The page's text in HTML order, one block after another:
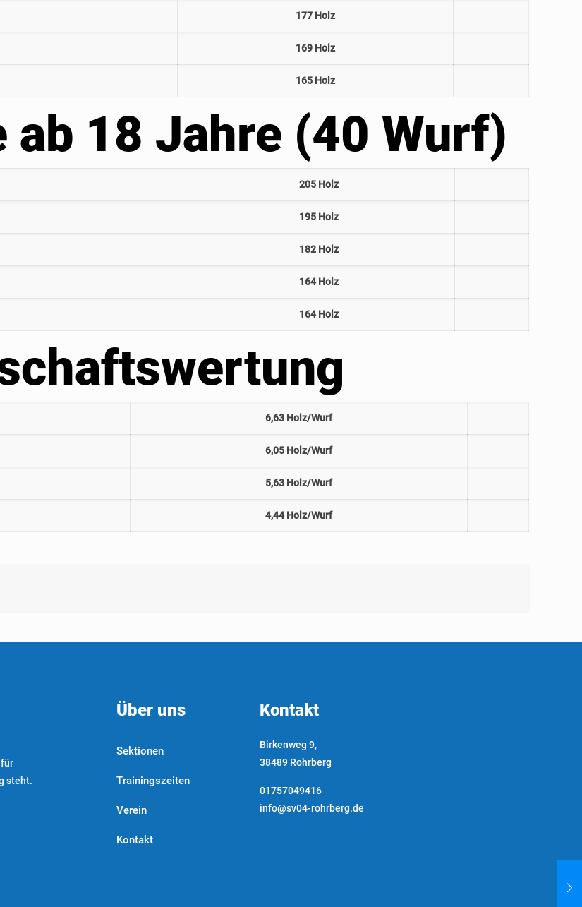
177 Holz
169 Holz
165 Holz
18 Jahre (40 Wurf)
205 Holz
195 Holz
182 Holz
164 Holz
164 Holz
6,63 Holz/Wurf
6,05 Holz/Wurf
5,63 Holz/Wurf
4,44 Holz/Wurf
steht.
Über uns
Sektionen
Trainingszeiten
Verein
Kontakt
Kontakt
Birkenweg 9,
38489 Rohrberg
01757049416
info@sv04-rohrberg.de